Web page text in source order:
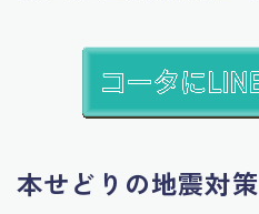
本せどりの地震対策